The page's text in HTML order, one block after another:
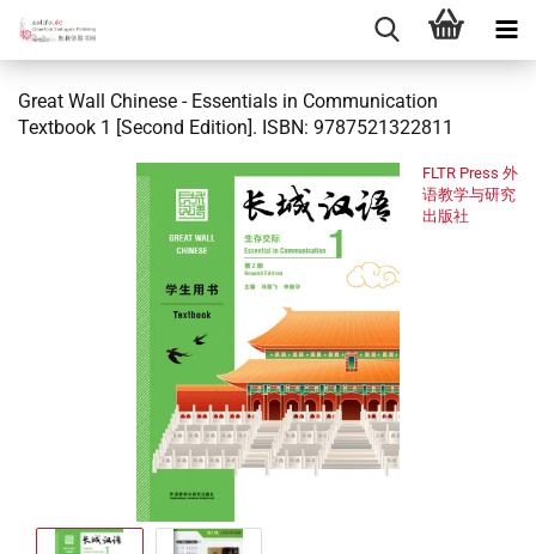
Great Wall Chinese - Essentials in Communication
Textbook 1 [Second Edition]. ISBN: 9787521322811
FLTR Press 外
语教学与研究
出版社